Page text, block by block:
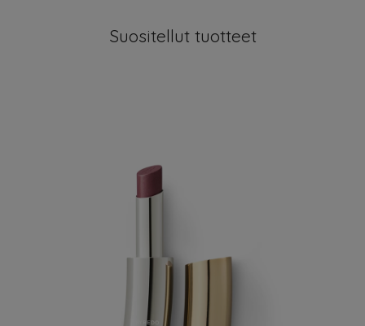
Suositellut tuotteet